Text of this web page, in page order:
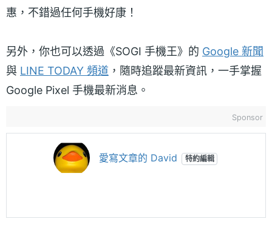
惠，不錯過任何手機好康！
另外，你也可以透過《SOGI 手機王》的 Google 新聞
與 LINE TODAY 頻道 ，隨時追蹤最新資訊，一手掌握
Google Pixel 手機最新消息。
Sponsor
愛寫文章的 David 特約編輯